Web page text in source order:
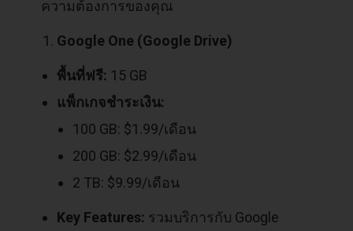
ความต้องการของคุณ
Google One (Google Drive)
พื้นที่ฟรี: 15 GB
แพ็กเกจชำระเงิน:
100 GB: $1.99/เดือน
200 GB: $2.99/เดือน
2 TB: $9.99/เดือน
Key Features: รวมบริการกับ Google